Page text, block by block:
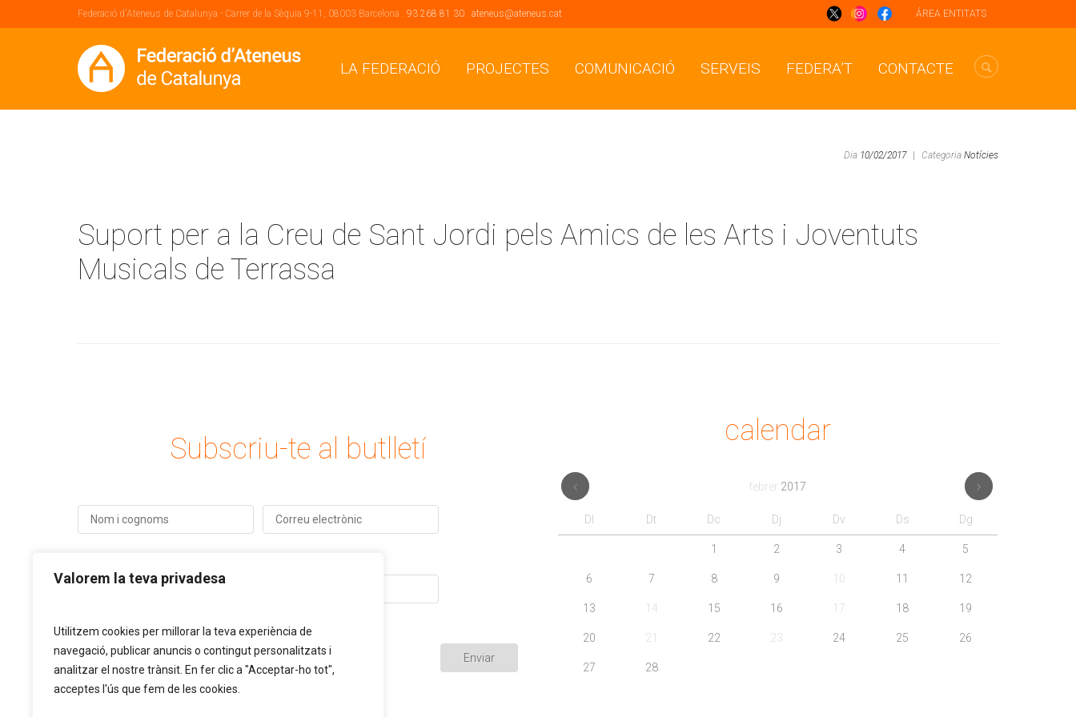
Valorem la teva privadesa
Utilitzem cookies per millorar la teva experiència de
navegació, publicar anuncis o contingut personalitzats i
analitzar el nostre trànsit. En fer clic a "Acceptar-ho tot",
acceptes l'ús que fem de les cookies.
ÁREA ENTITATS
Federació d'Ateneus de Catalunya - Carrer de la Sèquia 9-11, 08003 Barcelona . 93 268 81 30 . ateneus@ateneus.cat
LA FEDERACIÓ PROJECTES COMUNICACIÓ SERVEIS FEDERA’T CONTACTE
Dia 10/02/2017 Categoria Notícies
Suport per a la Creu de Sant Jordi pels Amics de les Arts i Joventuts
Musicals de Terrassa
Subscriu-te al butlletí
calendar
febrer 2017
Dl Dt Dc Dj Dv Ds Dg
1 2 3 4 5
6 7 8 9 10 11 12
13 14 15 16 17 18 19
20 21 22 23 24 25 26
27 28